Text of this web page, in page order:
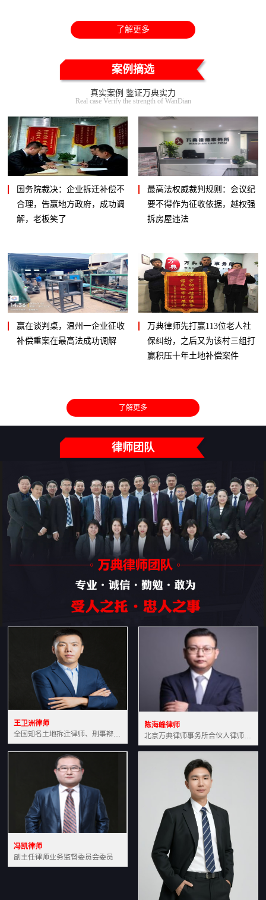
了解更多
案例摘选
真实案例 鉴证万典实力
Real case Verify the strength of WanDian
国务院裁决：企业拆迁补偿不
合理，告赢地方政府，成功调
解，老板笑了
最高法权威裁判规则：会议纪
要不得作为征收依据，越权强
拆房屋违法
赢在谈判桌，温州一企业征收
补偿重案在最高法成功调解
万典律师先打赢113位老人社
保纠纷，之后又为该村三组打
赢积压十年土地补偿案件
了解更多
律师团队
王卫洲律师
全国知名土地拆迁律师、刑事辩护律师北京万典律师事务所主任中国法学会会员北京市行政法研究会理事
陈海峰律师
北京万典律师事务所合伙人律师土地房产专业资深律师
冯凯律师
副主任律师业务监督委员会委员